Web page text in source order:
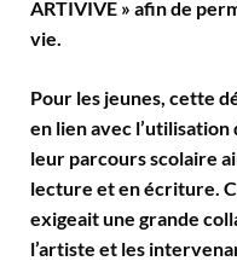
ARTIVIVE » afin de
vie.
Pour les jeunes, cette
en lien avec
leur parcours scolaire
lecture et en écriture.
exigeait une grande
l’artiste et les